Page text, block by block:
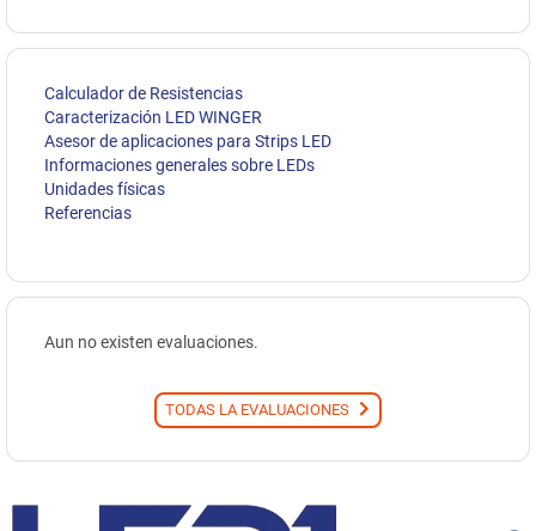
Calculador de Resistencias
Caracterización LED WINGER
Asesor de aplicaciones para Strips LED
Informaciones generales sobre LEDs
Unidades físicas
Referencias
Aun no existen evaluaciones.
TODAS LA EVALUACIONES